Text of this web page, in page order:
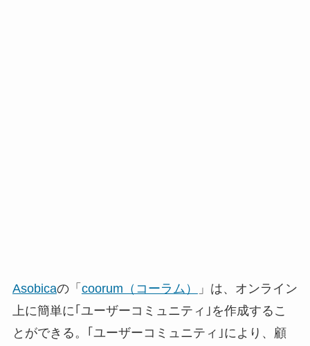
Asobicaの「 coorum（コーラム）」は、オンライン
上に簡単に｢ユーザーコミュニティ｣を作成するこ
とができる。｢ユーザーコミュニティ｣により、顧